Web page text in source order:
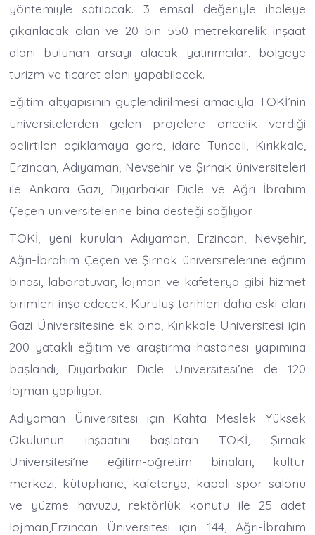
yöntemiyle satılacak. 3 emsal değeriyle ihaleye
çıkarılacak olan ve 20 bin 550 metrekarelik inşaat
alanı bulunan arsayı alacak yatırımcılar, bölgeye
turizm ve ticaret alanı yapabilecek.
Eğitim altyapısının güçlendirilmesi amacıyla TOKİ’nin
üniversitelerden gelen projelere öncelik verdiği
belirtilen açıklamaya göre, idare Tunceli, Kırıkkale,
Erzincan, Adıyaman, Nevşehir ve Şırnak üniversiteleri
ile Ankara Gazi, Diyarbakır Dicle ve Ağrı İbrahim
Çeçen üniversitelerine bina desteği sağlıyor.
TOKİ, yeni kurulan Adıyaman, Erzincan, Nevşehir,
Ağrı-İbrahim Çeçen ve Şırnak üniversitelerine eğitim
binası, laboratuvar, lojman ve kafeterya gibi hizmet
birimleri inşa edecek. Kuruluş tarihleri daha eski olan
Gazi Üniversitesine ek bina, Kırıkkale Üniversitesi için
200 yataklı eğitim ve araştırma hastanesi yapımına
başlandı, Diyarbakır Dicle Üniversitesi’ne de 120
lojman yapılıyor.
Adıyaman Üniversitesi için Kahta Meslek Yüksek
Okulunun inşaatını başlatan TOKİ, Şırnak
Üniversitesi’ne eğitim-öğretim binaları, kültür
merkezi, kütüphane, kafeterya, kapalı spor salonu
ve yüzme havuzu, rektörlük konutu ile 25 adet
lojman,Erzincan Üniversitesi için 144, Ağrı-İbrahim